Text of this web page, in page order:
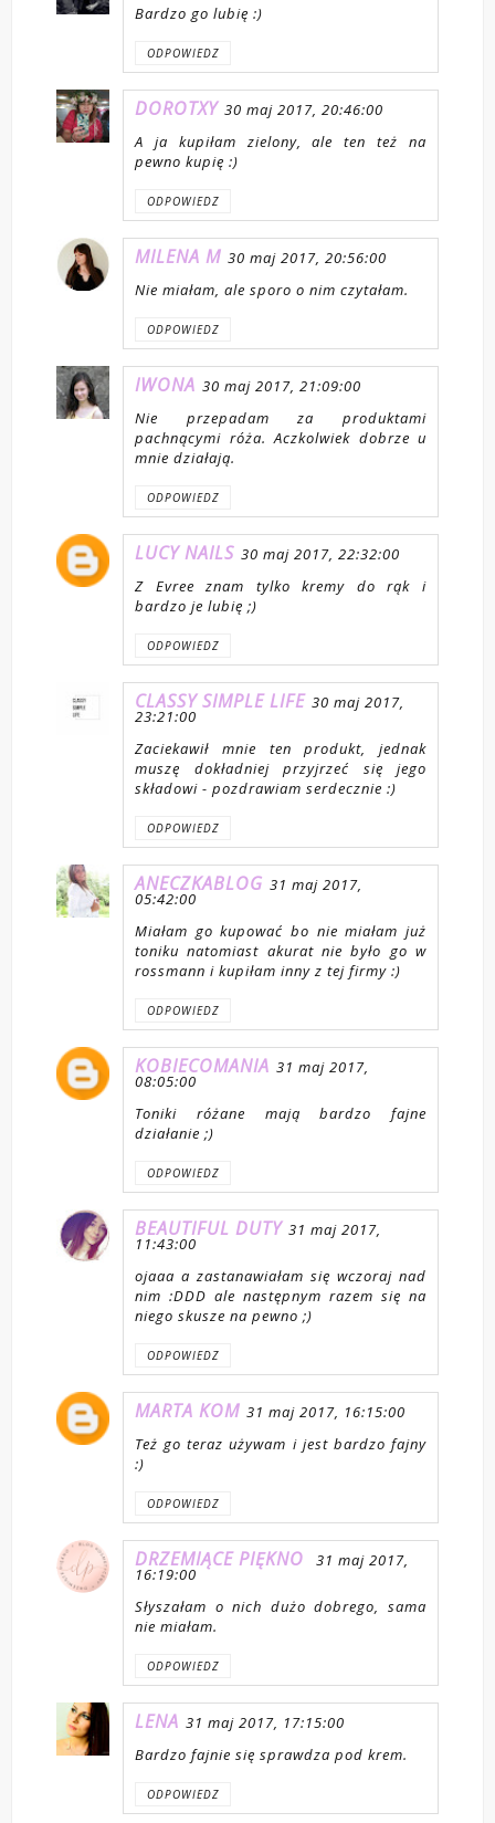
Bardzo go lubię :)
ODPOWIEDZ
DOROTXY 30 maj 2017, 20:46:00
A ja kupiłam zielony, ale ten też na
pewno kupię :)
ODPOWIEDZ
MILENA M 30 maj 2017, 20:56:00
Nie miałam, ale sporo o nim czytałam.
ODPOWIEDZ
IWONA 30 maj 2017, 21:09:00
Nie przepadam za produktami
pachnącymi róża. Aczkolwiek dobrze u
mnie działają.
ODPOWIEDZ
LUCY NAILS 30 maj 2017, 22:32:00
Z Evree znam tylko kremy do rąk i
bardzo je lubię ;)
ODPOWIEDZ
CLASSY SIMPLE LIFE 30 maj 2017,
23:21:00
Zaciekawił mnie ten produkt, jednak
muszę dokładniej przyjrzeć się jego
składowi - pozdrawiam serdecznie :)
ODPOWIEDZ
ANECZKABLOG 31 maj 2017,
05:42:00
Miałam go kupować bo nie miałam już
toniku natomiast akurat nie było go w
rossmann i kupiłam inny z tej firmy :)
ODPOWIEDZ
KOBIECOMANIA 31 maj 2017,
08:05:00
Toniki różane mają bardzo fajne
działanie ;)
ODPOWIEDZ
BEAUTIFUL DUTY 31 maj 2017,
11:43:00
ojaaa a zastanawiałam się wczoraj nad
nim :DDD ale następnym razem się na
niego skusze na pewno ;)
ODPOWIEDZ
MARTA KOM 31 maj 2017, 16:15:00
Też go teraz używam i jest bardzo fajny
:)
ODPOWIEDZ
DRZEMIĄCE PIĘKNO 31 maj 2017,
16:19:00
Słyszałam o nich dużo dobrego, sama
nie miałam.
ODPOWIEDZ
LENA 31 maj 2017, 17:15:00
Bardzo fajnie się sprawdza pod krem.
ODPOWIEDZ